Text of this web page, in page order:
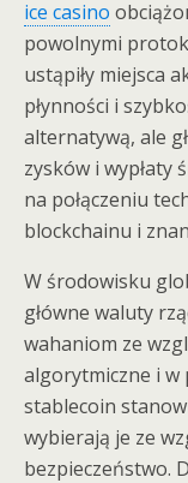
ice casino
powolnymi
ustąpiły miejsca
płynności i
alternatywą, ale
zysków i wypłaty
na połączeniu
blockchainu i
W środowisku
główne waluty
wahaniom ze
algorytmiczne i w
stablecoin
wybierają je ze
bezpieczeństwo.